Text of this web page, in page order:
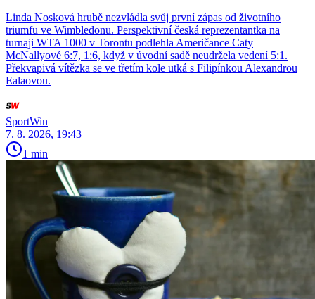
Linda Nosková hrubě nezvládla svůj první zápas od životního
triumfu ve Wimbledonu. Perspektivní česká reprezentantka na
turnaji WTA 1000 v Torontu podlehla Američance Caty
McNallyové 6:7, 1:6, když v úvodní sadě neudržela vedení 5:1.
Překvapivá vítězka se ve třetím kole utká s Filipínkou Alexandrou
Ealaovou.
SportWin
7. 8. 2026, 19:43
1 min